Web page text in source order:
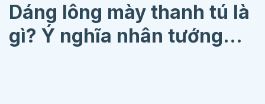
Dáng lông mày thanh tú là
gì? Ý nghĩa nhân tướng